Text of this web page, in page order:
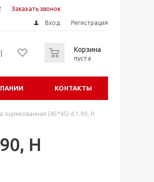
Заказать звонок
Вход Регистрация
Корзина
пуста
КОНТАКТЫ
оцинкованная (45*45) d.1.90, H
H